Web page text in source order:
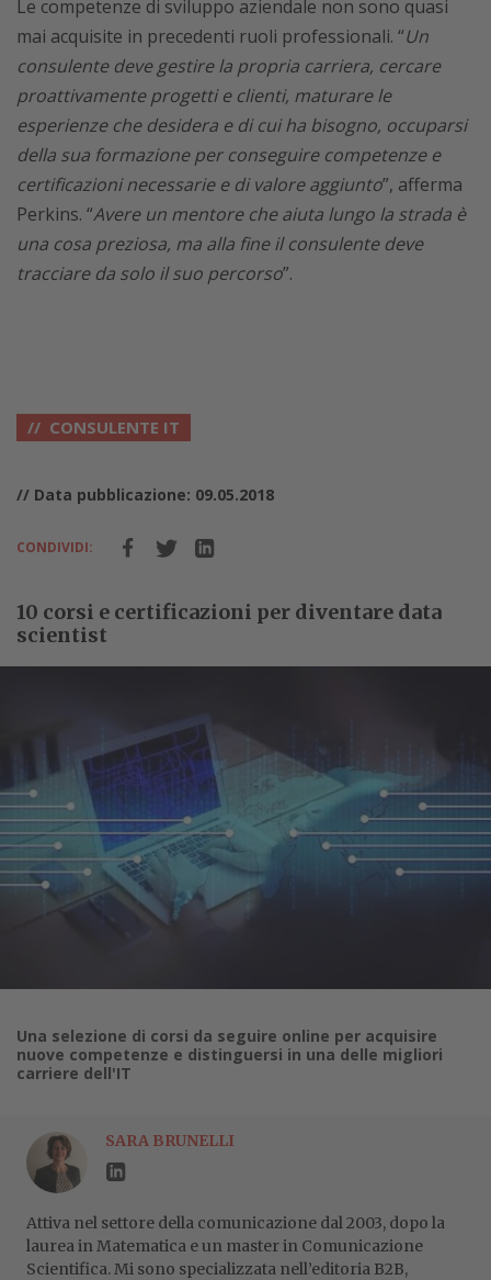
Le competenze di sviluppo aziendale non sono quasi
mai acquisite in precedenti ruoli professionali. “Un
consulente deve gestire la propria carriera, cercare
proattivamente progetti e clienti, maturare le
esperienze che desidera e di cui ha bisogno, occuparsi
della sua formazione per conseguire competenze e
certificazioni necessarie e di valore aggiunto”, afferma
Perkins. “Avere un mentore che aiuta lungo la strada è
una cosa preziosa, ma alla fine il consulente deve
tracciare da solo il suo percorso”.
CONSULENTE IT
// Data pubblicazione: 09.05.2018
CONDIVIDI:
10 corsi e certificazioni per diventare data
scientist
Una selezione di corsi da seguire online per acquisire
nuove competenze e distinguersi in una delle migliori
carriere dell'IT
SARA BRUNELLI
Attiva nel settore della comunicazione dal 2003, dopo la
laurea in Matematica e un master in Comunicazione
Scientifica. Mi sono specializzata nell’editoria B2B,